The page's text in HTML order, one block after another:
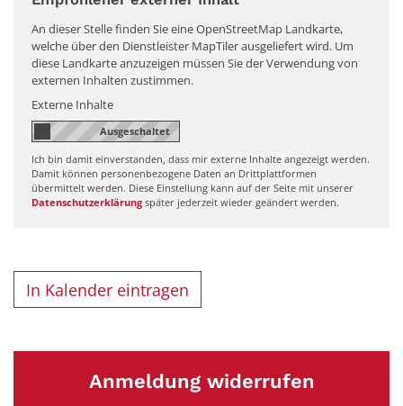
An dieser Stelle finden Sie eine OpenStreetMap Landkarte,
welche über den Dienstleister MapTiler ausgeliefert wird. Um
diese Landkarte anzuzeigen müssen Sie der Verwendung von
externen Inhalten zustimmen.
Externe Inhalte
Ich bin damit einverstanden, dass mir externe Inhalte angezeigt werden.
Damit können personenbezogene Daten an Drittplattformen
übermittelt werden. Diese Einstellung kann auf der Seite mit unserer
Datenschutzerklärung später jederzeit wieder geändert werden.
In Kalender eintragen
Anmeldung widerrufen